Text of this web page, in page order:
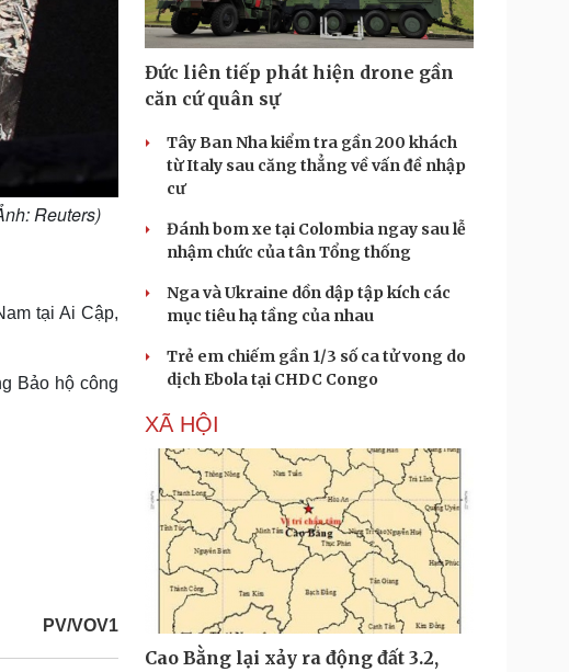
Reuters)
tại Ai Cập,
Bảo hộ công
PV/VOV1
Đức liên tiếp phát hiện drone gần
căn cứ quân sự
Tây Ban Nha kiểm tra gần 200 khách
từ Italy sau căng thẳng về vấn đề nhập
cư
Đánh bom xe tại Colombia ngay sau lễ
nhậm chức của tân Tổng thống
Nga và Ukraine dồn dập tập kích các
mục tiêu hạ tầng của nhau
Trẻ em chiếm gần 1/3 số ca tử vong do
dịch Ebola tại CHDC Congo
XÃ HỘI
Cao Bằng lại xảy ra động đất 3.2,